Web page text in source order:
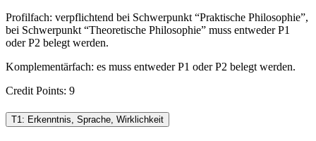
Profilfach: verpflichtend bei Schwerpunkt “Praktische Philosophie”,
bei Schwerpunkt “Theoretische Philosophie” muss entweder P1
oder P2 belegt werden.
Komplementärfach: es muss entweder P1 oder P2 belegt werden.
Credit Points: 9
T1: Erkenntnis, Sprache, Wirklichkeit